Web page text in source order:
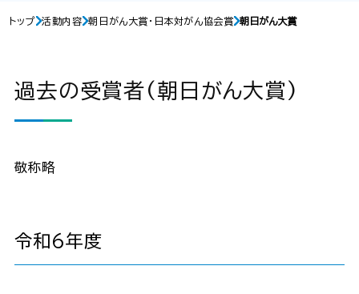
トップ 活動内容 朝日がん大賞・日本対がん協会賞 朝日がん大賞
過去の受賞者(朝日がん大賞)
敬称略
令和6年度